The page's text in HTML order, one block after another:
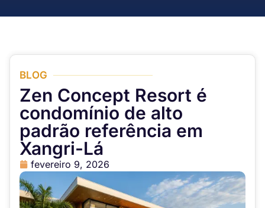
BLOG
Zen Concept Resort é
condomínio de alto
padrão referência em
Xangri-Lá
fevereiro 9, 2026